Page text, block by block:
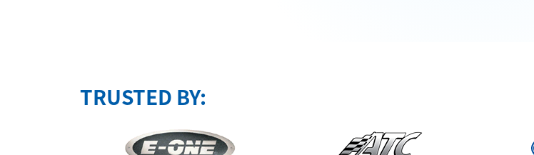
TRUSTED BY: